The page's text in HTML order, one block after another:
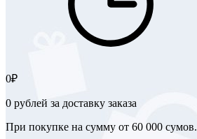
0₽
0 рублей за доставку заказа
При покупке на сумму от 60 000 сумов.